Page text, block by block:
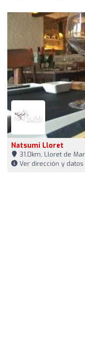
Natsumi Lloret
31,0km, Lloret de Mar
Ver dirección y